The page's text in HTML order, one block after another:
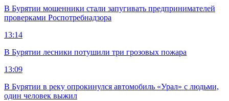
В Бурятии мошенники стали запугивать предпринимателей
проверками Роспотребнадзора
13:14
В Бурятии лесники потушили три грозовых пожара
13:09
В Бурятии в реку опрокинулся автомобиль «Урал» с людьми,
один человек выжил